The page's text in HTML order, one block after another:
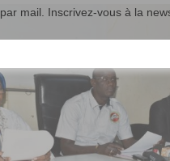
par mail. Inscrivez-vous à la